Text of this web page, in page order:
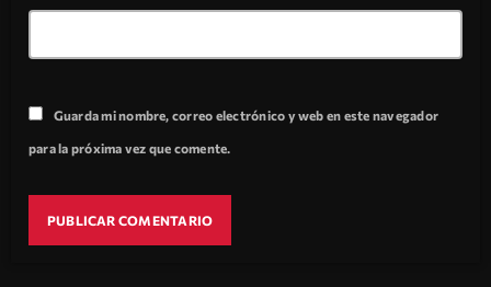
Guarda mi nombre, correo electrónico y web en este navegador
para la próxima vez que comente.